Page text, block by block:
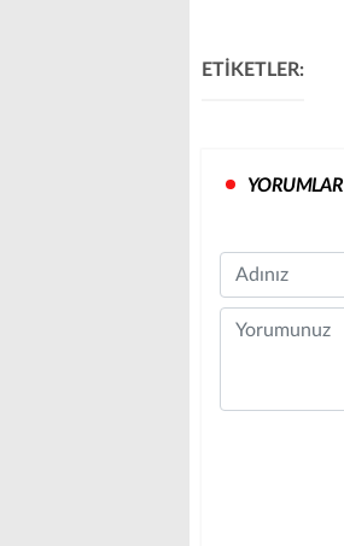
ETİKETLER:
YORUMLAR
Name
Comment